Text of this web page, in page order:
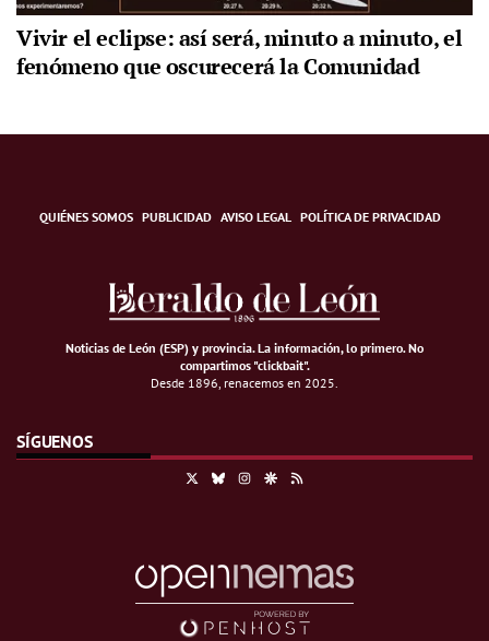
Vivir el eclipse: así será, minuto a minuto, el
fenómeno que oscurecerá la Comunidad
QUIÉNES SOMOS PUBLICIDAD AVISO LEGAL POLÍTICA DE PRIVACIDAD
Noticias de León (ESP) y provincia. La información, lo primero.No
compartimos "clickbait".
Desde 1896, renacemos en 2025.
SÍGUENOS
BlueskyInstagramGoogle Discover